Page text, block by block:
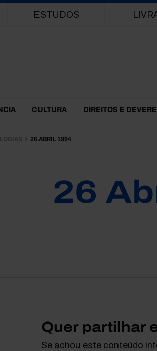
ESTUDOS
CULTURA DIREITOS E
26 ABRIL 1994
26
Quer partilhar
Se achou este conteúdo